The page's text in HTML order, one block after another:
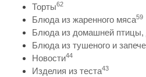
Торты62
Блюда из жаренного мяса59
Блюда из домашней птицы,
Блюда из тушеного и
Новости44
Изделия из теста43